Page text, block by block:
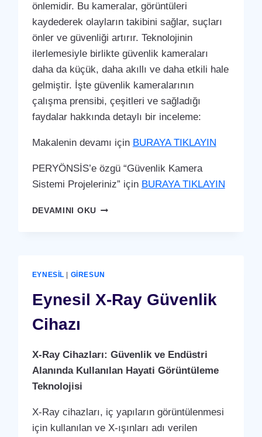
önlemidir. Bu kameralar, görüntüleri
kaydederek olayların takibini sağlar, suçları
önler ve güvenliği artırır. Teknolojinin
ilerlemesiyle birlikte güvenlik kameraları
daha da küçük, daha akıllı ve daha etkili hale
gelmiştir. İşte güvenlik kameralarının
çalışma prensibi, çeşitleri ve sağladığı
faydalar hakkında detaylı bir inceleme:
Makalenin devamı için BURAYA TIKLAYIN
PERYÖNSİS’e özgü “Güvenlik Kamera
Sistemi Projeleriniz” için BURAYA TIKLAYIN
DEVAMINI OKUEYNESIL
EYNESIL GIRESUN
Eynesil X-Ray Güvenlik
Cihazı
X-Ray Cihazları: Güvenlik ve Endüstri
Alanında Kullanılan Hayati Görüntüleme
Teknolojisi
X-Ray cihazları, iç yapıların görüntülenmesi
için kullanılan ve X-ışınları adı verilen